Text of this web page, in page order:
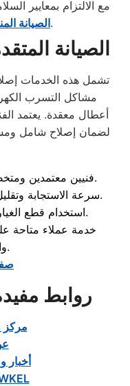
مع الالتزام بمعايير
الصيانةلمزيد من المعلومات.
الصيانة
تشمل هذه الخدمات
مشاكل التسرب
أعطال معقدة. يعتمد
لضمان إصلاح شامل
فنيين معتمدين ومتخصصين في جميع أنواع الأجهزة.
سرعة الاستجابة وتقليل فترة توقف الجهاز عن العمل.
استخدام قطع الغيار الأصلية لضمان أفضل أداء.
خدمة عملاء متاحة
والإرشادات.
روابط
مركز
أخبار